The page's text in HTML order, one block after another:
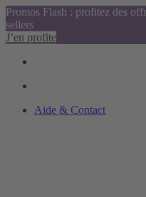
Promos Flash : profitez des
sellers
J’en profite
Aide & Contact